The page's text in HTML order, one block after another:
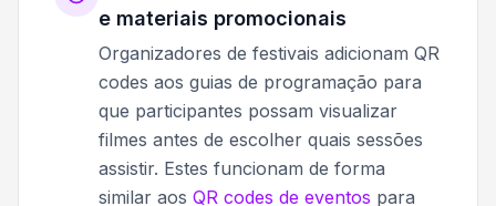
e materiais promocionais
Organizadores de festivais adicionam QR
codes aos guias de programação para
que participantes possam visualizar
filmes antes de escolher quais sessões
assistir. Estes funcionam de forma
similar aos QR codes de eventos para